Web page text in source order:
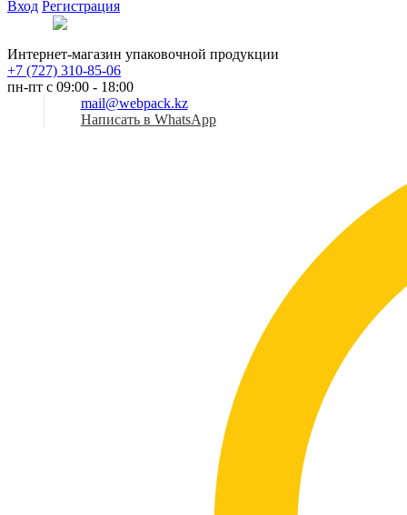
Вход Регистрация
Интернет-магазин упаковочной продукции
+7 (727) 310-85-06
пн-пт с 09:00 - 18:00
mail@webpack.kz
Написать в WhatsApp